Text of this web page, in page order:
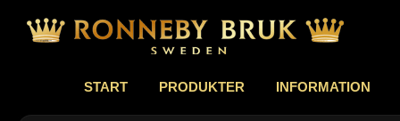
START PRODUKTER INFORMATION